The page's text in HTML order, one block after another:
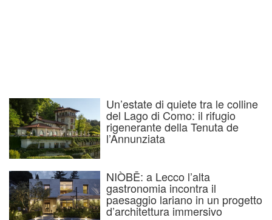
Un’estate di quiete tra le colline
del Lago di Como: il rifugio
rigenerante della Tenuta de
l’Annunziata
NIÒBĒ: a Lecco l’alta
gastronomia incontra il
paesaggio lariano in un progetto
d’architettura immersivo